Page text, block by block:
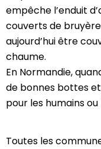
empêche l’enduit
couverts de
aujourd’hui être
chaume.
En Normandie,
de bonnes bottes
pour les humains ou
Toutes les